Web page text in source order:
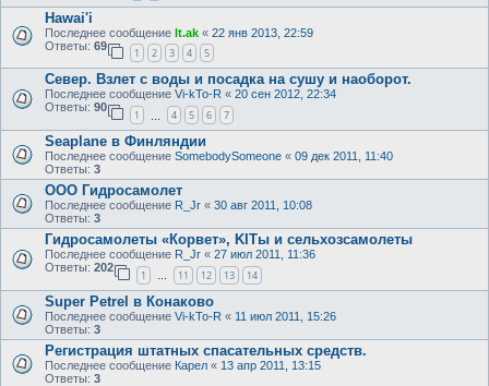
Hawai'i
Последнее сообщение lt.ak « 22 янв 2013, 22:59
Ответы: 69
1 2 3 4 5
Север. Взлет с воды и посадка на сушу и наоборот.
Последнее сообщение Vi-kTo-R « 20 сен 2012, 22:34
Ответы: 90
1 4 5 6 7
Seaplane в Финляндии
Последнее сообщение SomebodySomeone « 09 дек 2011, 11:40
Ответы: 3
ООО Гидросамолет
Последнее сообщение R_Jr « 30 авг 2011, 10:08
Ответы: 3
Гидросамолеты «Корвет», KITы и сельхозсамолеты
Последнее сообщение R_Jr « 27 июл 2011, 11:36
Ответы: 202
1 … 11 12 13 14
Super Petrel в Конаково
Последнее сообщение Vi-kTo-R « 11 июл 2011, 15:26
Ответы: 3
Регистрация штатных спасательных средств.
Последнее сообщение Карел « 13 апр 2011, 13:15
Ответы: 3